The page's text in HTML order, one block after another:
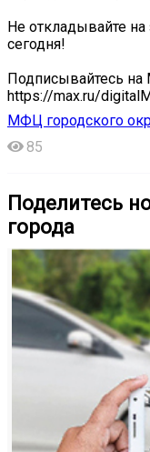
Не откладывайте на
сегодня!
Подписывайтесь на
https://max.ru/
МФЦ городского
85
Поделитесь
города